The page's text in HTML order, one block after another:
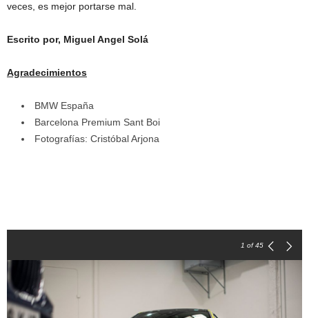
veces, es mejor portarse mal.
Escrito por, Miguel Angel Solá
Agradecimientos
BMW España
Barcelona Premium Sant Boi
Fotografías: Cristóbal Arjona
1 of 45